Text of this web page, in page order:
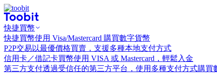
快捷買幣
快捷買幣使用 Visa/Mastercard 購買數字貨幣
P2P交易 以最優價格買賣，支援多種本地支付方式
信用卡／借記卡買幣使用 VISA 或 Mastercard，輕鬆入金
第三方支付透過受信任的第三方平台，使用多種支付方式購買